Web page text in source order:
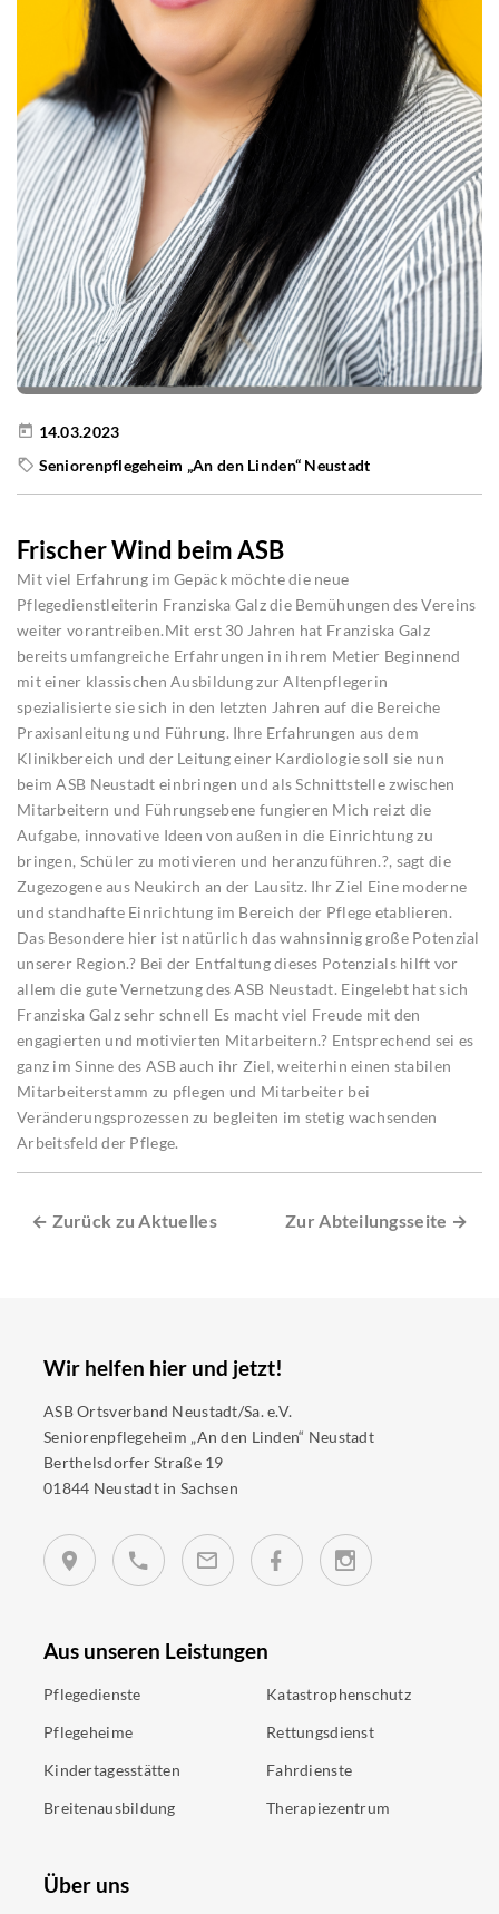
14.03.2023
Seniorenpflegeheim „An den Linden“ Neustadt
Frischer Wind beim ASB
Mit viel Erfahrung im Gepäck möchte die neue
Pflegedienstleiterin Franziska Galz die Bemühungen des Vereins
weiter vorantreiben.Mit erst 30 Jahren hat Franziska Galz
bereits umfangreiche Erfahrungen in ihrem Metier Beginnend
mit einer klassischen Ausbildung zur Altenpflegerin
spezialisierte sie sich in den letzten Jahren auf die Bereiche
Praxisanleitung und Führung. Ihre Erfahrungen aus dem
Klinikbereich und der Leitung einer Kardiologie soll sie nun
beim ASB Neustadt einbringen und als Schnittstelle zwischen
Mitarbeitern und Führungsebene fungieren Mich reizt die
Aufgabe, innovative Ideen von außen in die Einrichtung zu
bringen, Schüler zu motivieren und heranzuführen.?, sagt die
Zugezogene aus Neukirch an der Lausitz. Ihr Ziel Eine moderne
und standhafte Einrichtung im Bereich der Pflege etablieren.
Das Besondere hier ist natürlich das wahnsinnig große Potenzial
unserer Region.? Bei der Entfaltung dieses Potenzials hilft vor
allem die gute Vernetzung des ASB Neustadt. Eingelebt hat sich
Franziska Galz sehr schnell Es macht viel Freude mit den
engagierten und motivierten Mitarbeitern.? Entsprechend sei es
ganz im Sinne des ASB auch ihr Ziel, weiterhin einen stabilen
Mitarbeiterstamm zu pflegen und Mitarbeiter bei
Veränderungsprozessen zu begleiten im stetig wachsenden
Arbeitsfeld der Pflege.
← Zurück zu Aktuelles Zur Abteilungsseite →
Wir helfen hier und jetzt!
ASB Ortsverband Neustadt/Sa. e.V.
Seniorenpflegeheim „An den Linden“ Neustadt
Berthelsdorfer Straße 19
01844 Neustadt in Sachsen
Aus unseren Leistungen
Pflegedienste
Pflegeheime
Kindertagesstätten
Breitenausbildung
Katastrophenschutz
Rettungsdienst
Fahrdienste
Therapiezentrum
Über uns